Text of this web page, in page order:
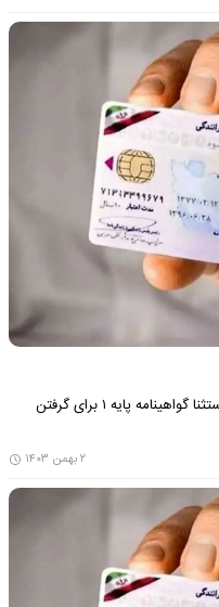
طبق آخرین اصلاح آیین‌نامه که ابلاغ شده به استثنا گواهینامه پایه ۱ برای گرفتن
۲ بهمن ۱۴۰۳